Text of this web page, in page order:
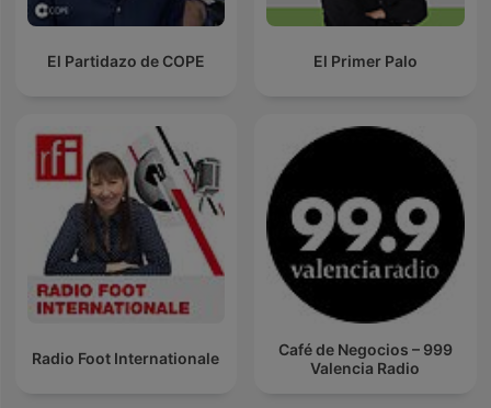
El Partidazo de COPE El Primer Palo
Radio Foot Internationale
Café de Negocios – 999
Valencia Radio